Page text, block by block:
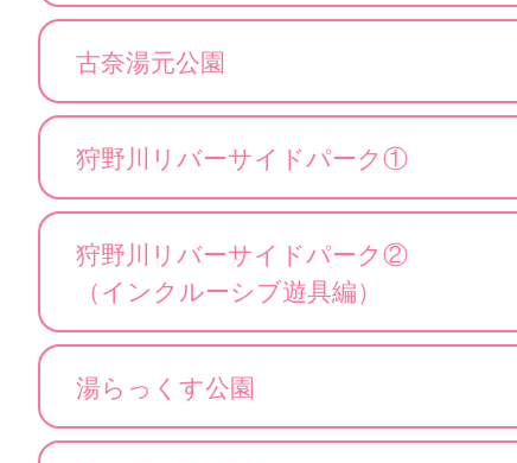
古奈湯元公園
狩野川リバーサイドパーク①
狩野川リバーサイドパーク②
（インクルーシブ遊具編）
湯らっくす公園